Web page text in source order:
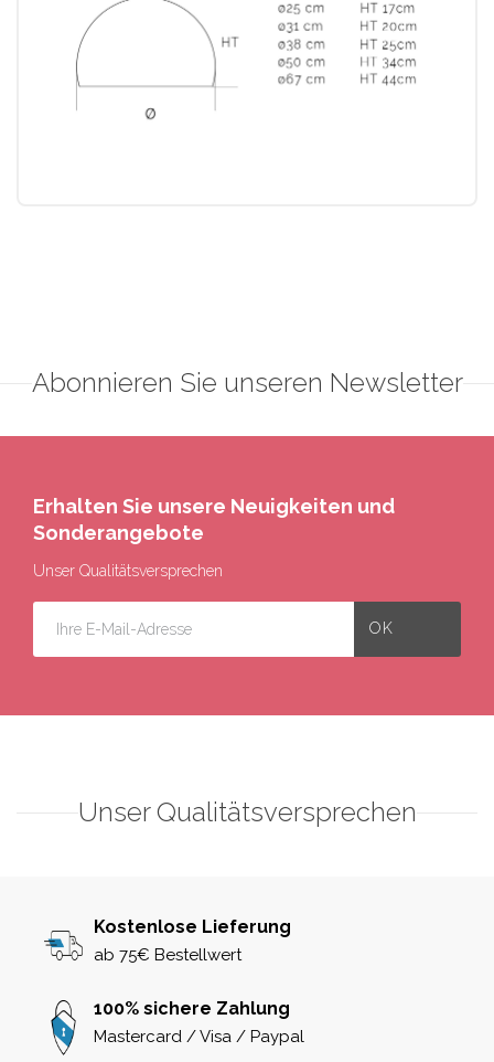
Abonnieren Sie unseren Newsletter
Erhalten Sie unsere Neuigkeiten und
Sonderangebote
Unser Qualitätsversprechen
Unser Qualitätsversprechen
Kostenlose Lieferung
ab 75€ Bestellwert
100% sichere Zahlung
Mastercard / Visa / Paypal